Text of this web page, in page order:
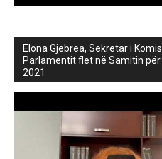
Elona Gjebrea, Sekretar i
Parlamentit flet në Samitin
2021